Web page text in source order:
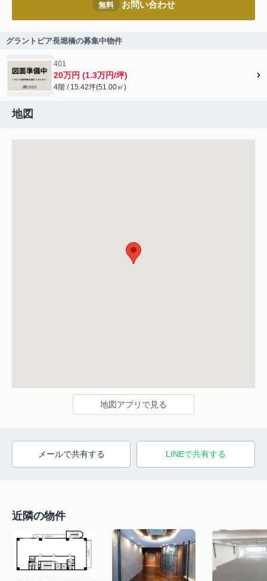
無料 お問い合わせ
グラントピア長堀橋の募集中物件
401
20万円 (1.3万円/坪)
4階 / 15.42坪(51.00㎡)
地図
地図アプリで見る
メールで共有する LINEで共有する
近隣の物件